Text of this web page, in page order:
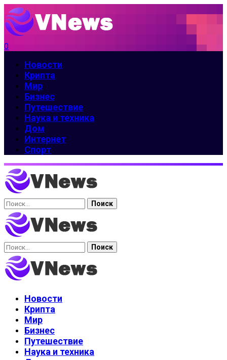
0
Новости
Крипта
Мир
Бизнес
Путешествие
Наука и техника
Дом
Интернет
Спорт
Найти:
Найти:
Новости
Крипта
Мир
Бизнес
Путешествие
Наука и техника